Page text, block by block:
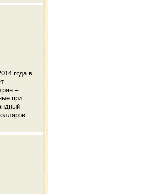
года в
–
при